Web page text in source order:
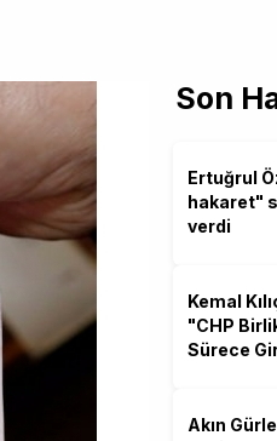
Son
Ertuğrul
hakaret"
verdi
Kemal
"CHP
Sürece
Akın